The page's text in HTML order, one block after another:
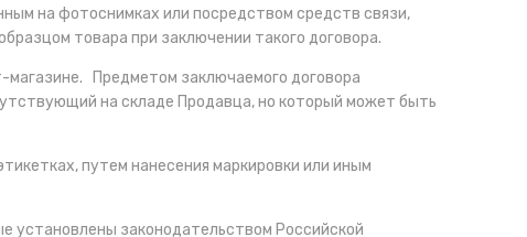
на фотоснимках или посредством средств связи,
товара при заключении такого договора.
Предметом заключаемого договора
на складе Продавца, но который может быть
путем нанесения маркировки или иным
установлены законодательством Российской